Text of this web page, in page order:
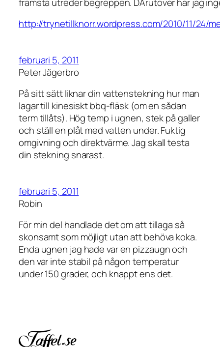
http://trynetillknorr.wordpress.com/2010/11/24/
februari 5, 2011
Peter Jägerbro
På sitt sätt liknar din vattenstekning hur man
lagar till kinesiskt bbq-fläsk (om en sådan
term tillåts). Hög temp i ugnen, stek på galler
och ställ en plåt med vatten under. Fuktig
omgivning och direktvärme. Jag skall testa
din stekning snarast.
februari 5, 2011
Robin
För min del handlade det om att tillaga så
skonsamt som möjligt utan att behöva koka.
Enda ugnen jag hade var en pizzaugn och
den var inte stabil på någon temperatur
under 150 grader, och knappt ens det.